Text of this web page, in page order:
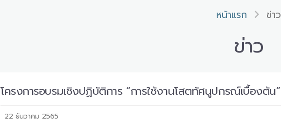
หน้าแรก ข่าว
ข่าว
โครงการอบรมเชิงปฏิบัติการ “การใช้งานโสตทัศนูปกรณ์เบื้องต้น”
22 ธันวาคม 2565